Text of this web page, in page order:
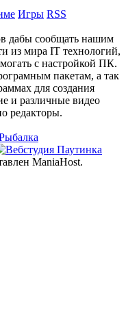
Игры RSS
дабы сообщать нашим
из мира IT технологий,
с настройкой ПК.
пакетам, а так
для создания
и различные видео
редакторы.
ManiaHost.